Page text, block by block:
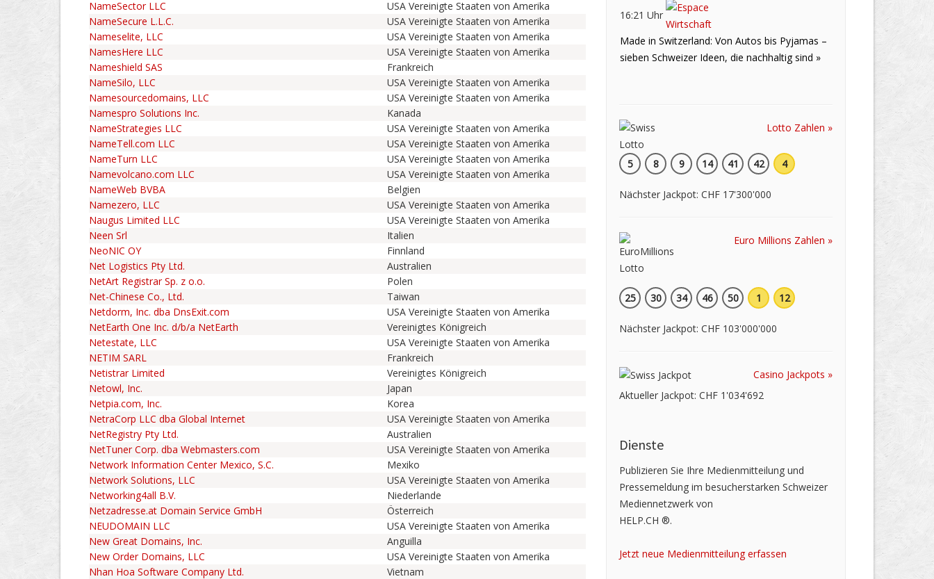
NameSector LLC
USA Vereinigte Staaten von Amerika
NameSecure L.L.C.
USA Vereinigte Staaten von Amerika
Nameselite, LLC
USA Vereinigte Staaten von Amerika
NamesHere LLC
USA Vereinigte Staaten von Amerika
Nameshield SAS
Frankreich
NameSilo, LLC
USA Vereinigte Staaten von Amerika
Namesourcedomains, LLC
USA Vereinigte Staaten von Amerika
Namespro Solutions Inc.
Kanada
NameStrategies LLC
USA Vereinigte Staaten von Amerika
NameTell.com LLC
USA Vereinigte Staaten von Amerika
NameTurn LLC
USA Vereinigte Staaten von Amerika
Namevolcano.com LLC
USA Vereinigte Staaten von Amerika
NameWeb BVBA
Belgien
Namezero, LLC
USA Vereinigte Staaten von Amerika
Naugus Limited LLC
USA Vereinigte Staaten von Amerika
Neen Srl
Italien
NeoNIC OY
Finnland
Net Logistics Pty Ltd.
Australien
NetArt Registrar Sp. z o.o.
Polen
Net-Chinese Co., Ltd.
Taiwan
Netdorm, Inc. dba DnsExit.com
USA Vereinigte Staaten von Amerika
NetEarth One Inc. d/b/a NetEarth
Vereinigtes Königreich
Netestate, LLC
USA Vereinigte Staaten von Amerika
NETIM SARL
Frankreich
Netistrar Limited
Vereinigtes Königreich
Netowl, Inc.
Japan
Netpia.com, Inc.
Korea
NetraCorp LLC dba Global Internet
USA Vereinigte Staaten von Amerika
NetRegistry Pty Ltd.
Australien
NetTuner Corp. dba Webmasters.com
USA Vereinigte Staaten von Amerika
Network Information Center Mexico, S.C.
Mexiko
Network Solutions, LLC
USA Vereinigte Staaten von Amerika
Networking4all B.V.
Niederlande
Netzadresse.at Domain Service GmbH
Österreich
NEUDOMAIN LLC
USA Vereinigte Staaten von Amerika
New Great Domains, Inc.
Anguilla
New Order Domains, LLC
USA Vereinigte Staaten von Amerika
Nhan Hoa Software Company Ltd.
Vietnam
16:21 Uhr
Made in Switzerland: Von Autos bis Pyjamas –
sieben Schweizer Ideen, die nachhaltig sind »
Lotto Zahlen »
5 8 9 14 41 42 4
Nächster Jackpot: CHF 17'300'000
Euro Millions Zahlen »
25 30 34 46 50 1 12
Nächster Jackpot: CHF 103'000'000
Casino Jackpots »
Aktueller Jackpot: CHF 1'034'692
Dienste
Publizieren Sie Ihre Medienmitteilung und
Pressemeldung im besucherstarken Schweizer
Mediennetzwerk von
HELP.CH ®.
Jetzt neue Medienmitteilung erfassen